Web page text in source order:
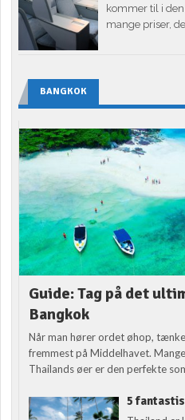
kommer til i
mange priser,
BANGKOK
Guide: Tag på det
Bangkok
Når man hører ordet øhop,
fremmest på Middelhavet.
Thailands øer er den perfekte
5